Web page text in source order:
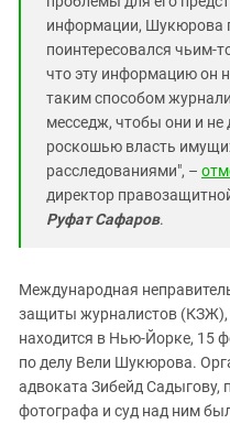
информации, Шукюрова
поинтересовался чьим-
что эту информацию он
таким способом
месседж, чтобы они и не
роскошью власть
расследованиями", –
директор
Руфат Сафаров.
Международная
защиты журналистов (КЗЖ),
находится в Нью-Йорке, 15
по делу Вели Шукюрова.
адвоката Зибейд Садыгову,
фотографа и суд над ним